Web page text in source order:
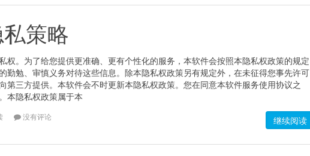
策略
权。为了给您提供更准确、更有个性化的服务，本软件会按照本隐私权政策的规定
勤勉、审慎义务对待这些信息。除本隐私权政策另有规定外，在未征得您事先许可
第三方提供。本软件会不时更新本隐私权政策。您在同意本软件服务使用协议之
本隐私权政策属于本
没有评论 继续阅读